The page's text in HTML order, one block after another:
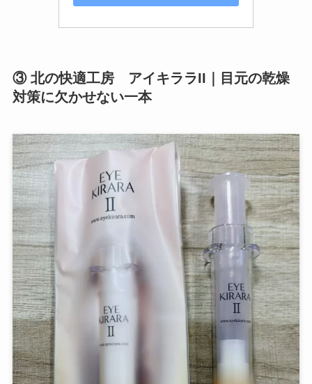
③ 北の快適工房 アイキララII｜目元の乾燥
対策に欠かせない一本